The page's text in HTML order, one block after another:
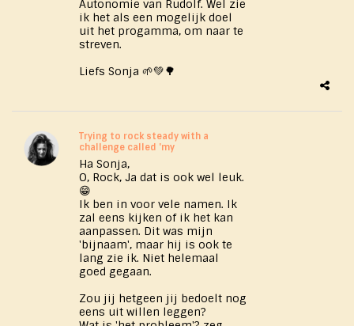
Autonomie van Rudolf. Wel zie
ik het als een mogelijk doel
uit het progamma, om naar te
streven.
Liefs Sonja 🌱💚🌳
Trying to rock steady with a
challenge called 'my
Ha Sonja,
O, Rock, Ja dat is ook wel leuk.
😁
Ik ben in voor vele namen. Ik
zal eens kijken of ik het kan
aanpassen. Dit was mijn
'bijnaam', maar hij is ook te
lang zie ik. Niet helemaal
goed gegaan.
Zou jij hetgeen jij bedoelt nog
eens uit willen leggen?